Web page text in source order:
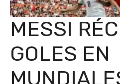
MESSI
GOLES EN